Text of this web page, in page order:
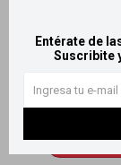
Entérate de
Suscribite
Llega